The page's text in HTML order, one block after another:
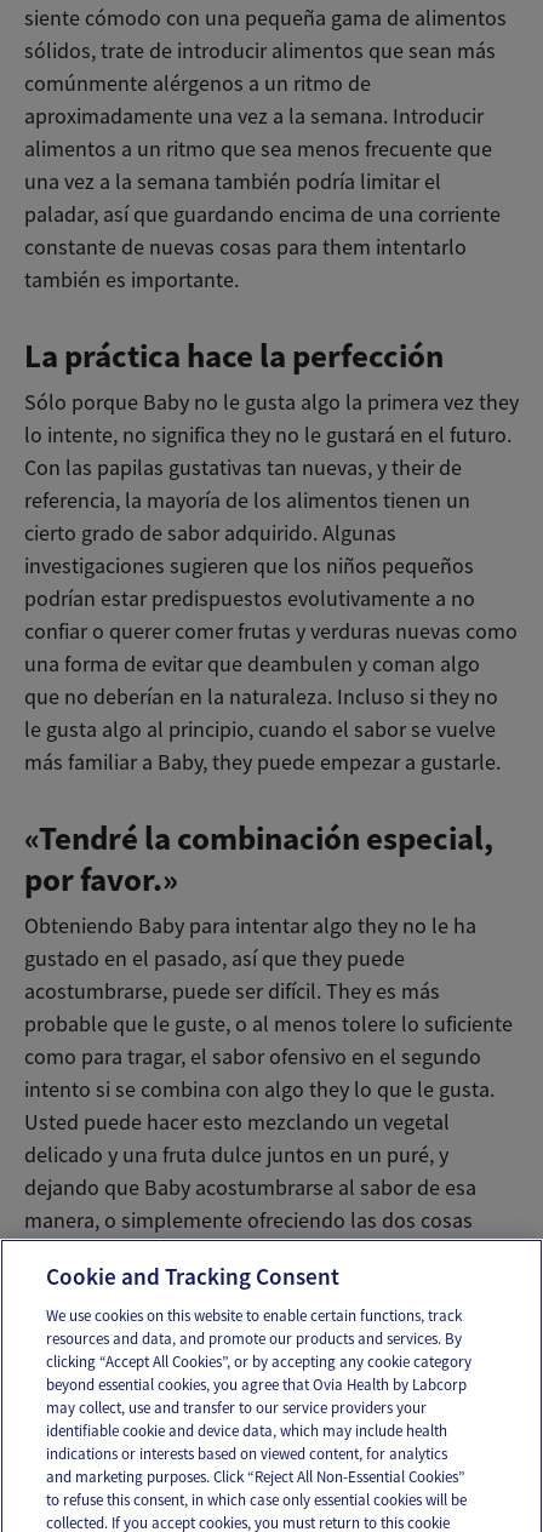
siente cómodo con una pequeña gama de alimentos
sólidos, trate de introducir alimentos que sean más
comúnmente alérgenos a un ritmo de
aproximadamente una vez a la semana. Introducir
alimentos a un ritmo que sea menos frecuente que
una vez a la semana también podría limitar el
paladar, así que guardando encima de una corriente
constante de nuevas cosas para them intentarlo
también es importante.
La práctica hace la perfección
Sólo porque Baby no le gusta algo la primera vez they
lo intente, no significa they no le gustará en el futuro.
Con las papilas gustativas tan nuevas, y their de
referencia, la mayoría de los alimentos tienen un
cierto grado de sabor adquirido. Algunas
investigaciones sugieren que los niños pequeños
podrían estar predispuestos evolutivamente a no
confiar o querer comer frutas y verduras nuevas como
una forma de evitar que deambulen y coman algo
que no deberían en la naturaleza. Incluso si they no
le gusta algo al principio, cuando el sabor se vuelve
más familiar a Baby, they puede empezar a gustarle.
«Tendré la combinación especial,
por favor.»
Obteniendo Baby para intentar algo they no le ha
gustado en el pasado, así que they puede
acostumbrarse, puede ser difícil. They es más
probable que le guste, o al menos tolere lo suficiente
como para tragar, el sabor ofensivo en el segundo
intento si se combina con algo they lo que le gusta.
Usted puede hacer esto mezclando un vegetal
delicado y una fruta dulce juntos en un puré, y
dejando que Baby acostumbrarse al sabor de esa
manera, o simplemente ofreciendo las dos cosas
Email Text
OUR APPS
Cookie and Tracking Consent
We use cookies on this website to enable certain functions, track
resources and data, and promote our products and services. By
clicking “Accept All Cookies”, or by accepting any cookie category
beyond essential cookies, you agree that Ovia Health by Labcorp
may collect, use and transfer to our service providers your
identifiable cookie and device data, which may include health
indications or interests based on viewed content, for analytics
and marketing purposes. Click “Reject All Non-Essential Cookies”
to refuse this consent, in which case only essential cookies will be
collected. If you accept cookies, you must return to this cookie